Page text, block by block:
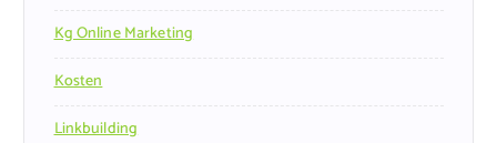
Kg Online Marketing
Kosten
Linkbuilding